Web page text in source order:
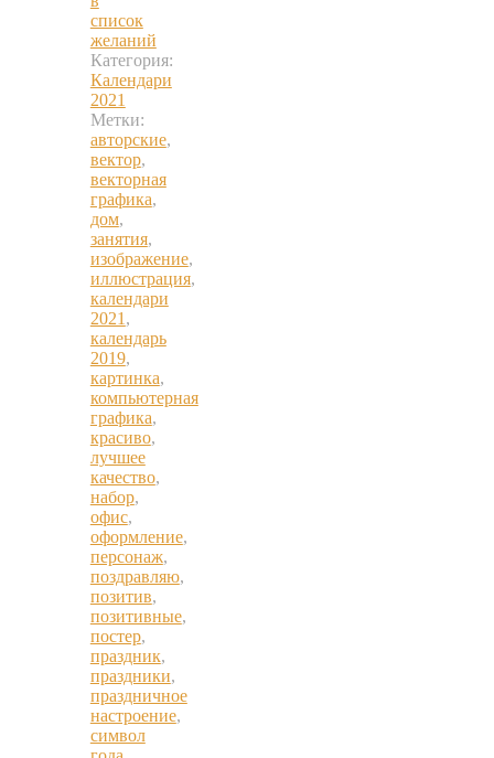
список
желаний
Категория:
Календари
2021
Метки:
авторские,
вектор,
векторная
графика,
дом,
занятия,
изображение,
иллюстрация,
календари
2021 ,
календарь
2019,
картинка,
компьютерная
графика,
красиво,
лучшее
качество,
набор,
офис,
оформление,
персонаж,
поздравляю,
позитив,
позитивные,
постер,
праздник,
праздники,
праздничное
настроение,
символ